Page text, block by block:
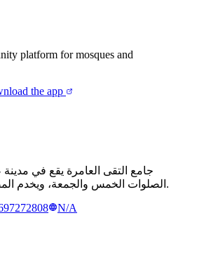
platform for mosques and
the app
جامع التقى العامرة يقع في
الصلوات الخمس والجمعة، ويخدم المصلين من سكان المنطقة.
N/A